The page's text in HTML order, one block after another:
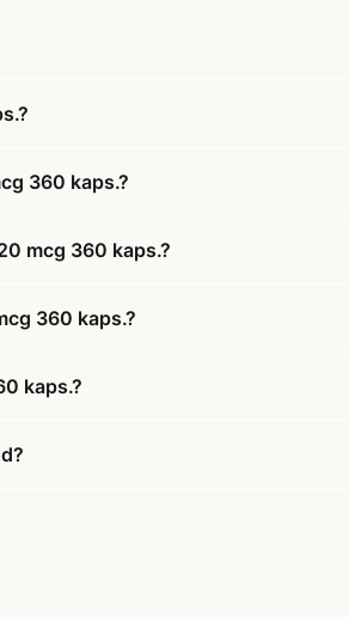
360 kaps.?
mcg 360 kaps.?
360 kaps.?
kaps.?